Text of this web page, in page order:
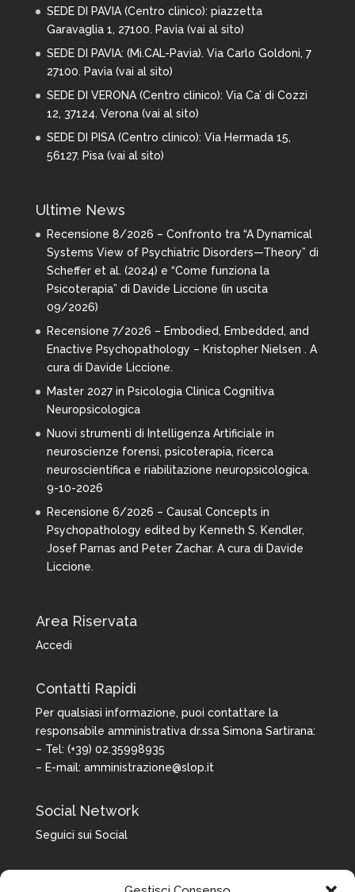
SEDE DI PAVIA (Centro clinico): piazzetta
Garavaglia 1, 27100. Pavia (vai al sito)
SEDE DI PAVIA: (Mi.CAL-Pavia). Via Carlo Goldoni, 7
27100. Pavia (vai al sito)
SEDE DI VERONA (Centro clinico): Via Ca’ di Cozzi
12, 37124. Verona (vai al sito)
SEDE DI PISA (Centro clinico): Via Hermada 15,
56127. Pisa (vai al sito)
Ultime News
Recensione 8/2026 – Confronto tra “A Dynamical
Systems View of Psychiatric Disorders—Theory” di
Scheffer et al. (2024) e “Come funziona la
Psicoterapia” di Davide Liccione (in uscita
09/2026)
Recensione 7/2026 – Embodied, Embedded, and
Enactive Psychopathology – Kristopher Nielsen . A
cura di Davide Liccione.
Master 2027 in Psicologia Clinica Cognitiva
Neuropsicologica
Nuovi strumenti di Intelligenza Artificiale in
neuroscienze forensi, psicoterapia, ricerca
neuroscientifica e riabilitazione neuropsicologica.
9-10-2026
Recensione 6/2026 – Causal Concepts in
Psychopathology edited by Kenneth S. Kendler,
Josef Parnas and Peter Zachar. A cura di Davide
Liccione.
Area Riservata
Accedi
Contatti Rapidi
Per qualsiasi informazione, puoi contattare la
responsabile amministrativa dr.ssa Simona Sartirana:
– Tel: (+39) 02.35998935
– E-mail: amministrazione@slop.it
Social Network
Seguici sui Social